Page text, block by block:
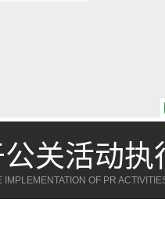
营销新概念
OF MARKETING ACTIVITIES